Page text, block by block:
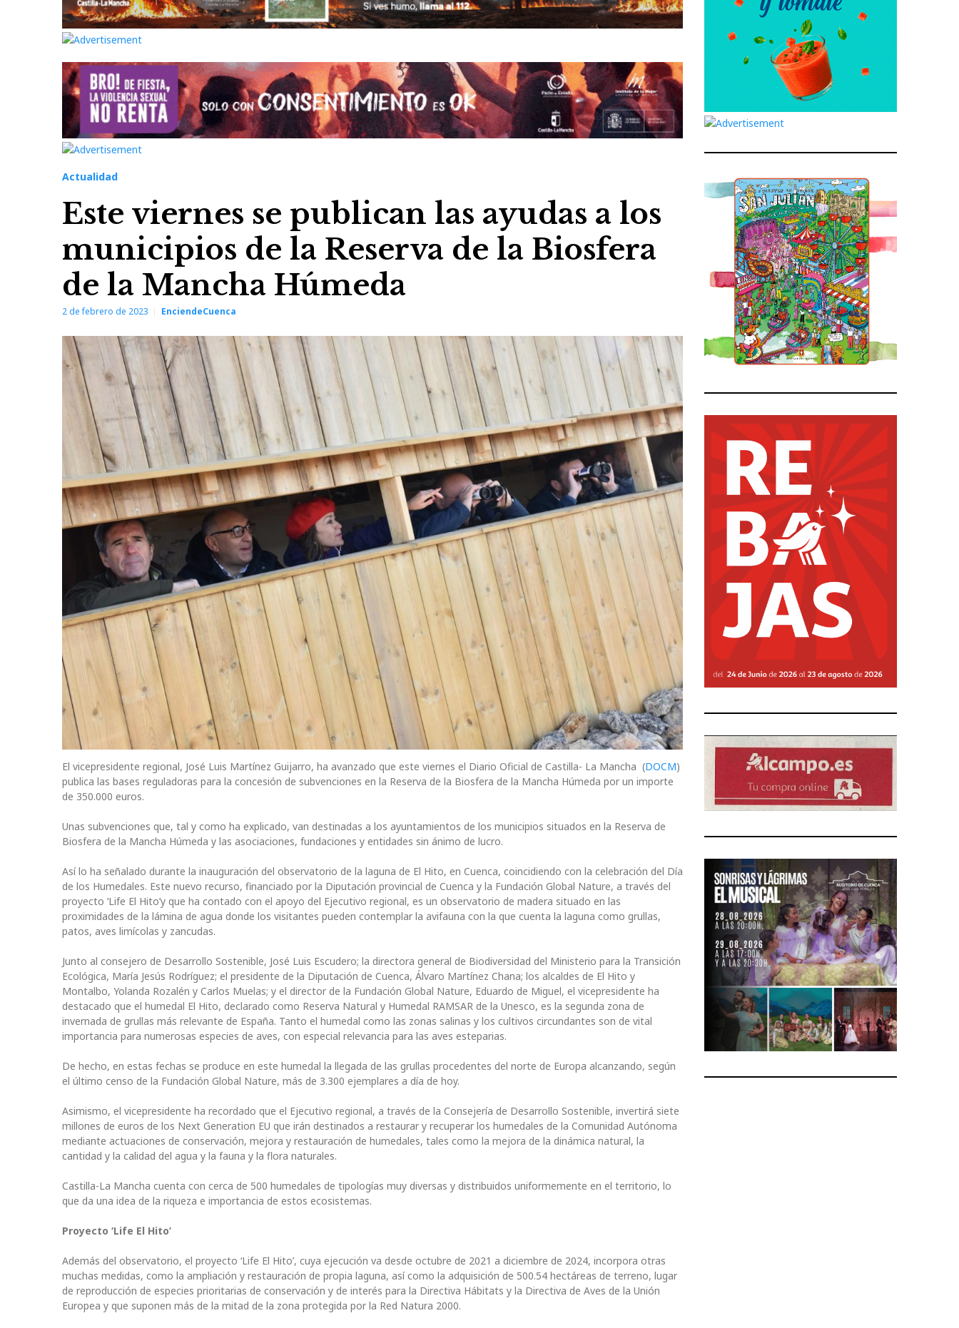
Actualidad
Este viernes se publican las ayudas a los
municipios de la Reserva de la Biosfera
de la Mancha Húmeda
2 de febrero de 2023 EnciendeCuenca
El vicepresidente regional, José Luis Martínez Guijarro, ha avanzado que este viernes el Diario Oficial de Castilla- La Mancha (DOCM)
publica las bases reguladoras para la concesión de subvenciones en la Reserva de la Biosfera de la Mancha Húmeda por un importe
de 350.000 euros.
Unas subvenciones que, tal y como ha explicado, van destinadas a los ayuntamientos de los municipios situados en la Reserva de
Biosfera de la Mancha Húmeda y las asociaciones, fundaciones y entidades sin ánimo de lucro.
Así lo ha señalado durante la inauguración del observatorio de la laguna de El Hito, en Cuenca, coincidiendo con la celebración del Día
de los Humedales. Este nuevo recurso, financiado por la Diputación provincial de Cuenca y la Fundación Global Nature, a través del
proyecto ‘Life El Hito’y que ha contado con el apoyo del Ejecutivo regional, es un observatorio de madera situado en las
proximidades de la lámina de agua donde los visitantes pueden contemplar la avifauna con la que cuenta la laguna como grullas,
patos, aves limícolas y zancudas.
Junto al consejero de Desarrollo Sostenible, José Luis Escudero; la directora general de Biodiversidad del Ministerio para la Transición
Ecológica, María Jesús Rodríguez; el presidente de la Diputación de Cuenca, Álvaro Martínez Chana; los alcaldes de El Hito y
Montalbo, Yolanda Rozalén y Carlos Muelas; y el director de la Fundación Global Nature, Eduardo de Miguel, el vicepresidente ha
destacado que el humedal El Hito, declarado como Reserva Natural y Humedal RAMSAR de la Unesco, es la segunda zona de
invernada de grullas más relevante de España. Tanto el humedal como las zonas salinas y los cultivos circundantes son de vital
importancia para numerosas especies de aves, con especial relevancia para las aves esteparias.
De hecho, en estas fechas se produce en este humedal la llegada de las grullas procedentes del norte de Europa alcanzando, según
el último censo de la Fundación Global Nature, más de 3.300 ejemplares a día de hoy.
Asimismo, el vicepresidente ha recordado que el Ejecutivo regional, a través de la Consejería de Desarrollo Sostenible, invertirá siete
millones de euros de los Next Generation EU que irán destinados a restaurar y recuperar los humedales de la Comunidad Autónoma
mediante actuaciones de conservación, mejora y restauración de humedales, tales como la mejora de la dinámica natural, la
cantidad y la calidad del agua y la fauna y la flora naturales.
Castilla-La Mancha cuenta con cerca de 500 humedales de tipologías muy diversas y distribuidos uniformemente en el territorio, lo
que da una idea de la riqueza e importancia de estos ecosistemas.
Proyecto ‘Life El Hito’
Además del observatorio, el proyecto ‘Life El Hito’, cuya ejecución va desde octubre de 2021 a diciembre de 2024, incorpora otras
muchas medidas, como la ampliación y restauración de propia laguna, así como la adquisición de 500.54 hectáreas de terreno, lugar
de reproducción de especies prioritarias de conservación y de interés para la Directiva Hábitats y la Directiva de Aves de la Unión
Europea y que suponen más de la mitad de la zona protegida por la Red Natura 2000.